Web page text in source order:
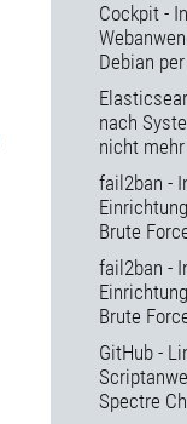
Cockpit -
Debian
nach
nicht
fail2ban -
Brute
fail2ban -
Brute
GitHub -
Spectre